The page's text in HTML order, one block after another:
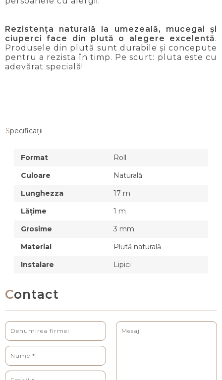
Rezistența naturală la umezeală, mucegai și
ciuperci face din plută o alegere excelentă.
Produsele din plută sunt durabile și concepute
pentru a rezista în timp. Pe scurt: pluta este cu
adevărat specială!
Specificaţii
Format
Roll
Culoare
Naturală
Lunghezza
17 m
Lăţime
1 m
Grosime
3 mm
Material
Plută naturală
Instalare
Lipici
Contact